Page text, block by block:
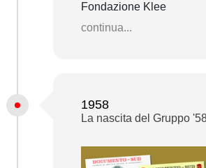
Fondazione Klee
continua...
1958
La nascita del Gruppo